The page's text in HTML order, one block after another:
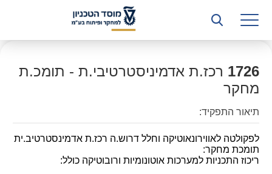
רשות המחקר
היחידה העסקית (T3)
קשרי תעשייה
ביה”ס ללימודי המשך
משאבי אנוש
1726 רכז.ת אדמיניסטרטיבי.ת - תומכ.ת
מחקר
תיאור התפקיד:
לפקולטה לאווירונאוטיקה וחלל דרוש.ה רכז.ת אדמינסטרטיב.ית
תומכת מחקר:
ריכוז התכניות למערכות אוטונומיות ורובוטיקה כולל: